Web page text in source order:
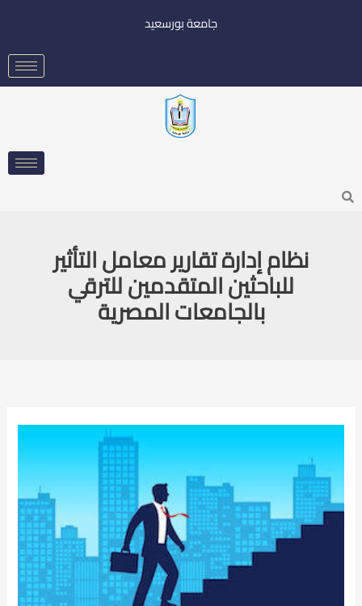
جامعة بورسعيد
Search
نظام إدارة تقارير معامل التأثير
للباحثين المتقدمين للترقي
بالجامعات المصرية